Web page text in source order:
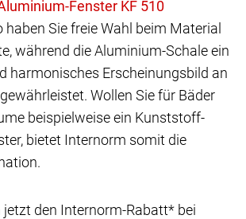
haben Sie freie Wahl beim Material
während die Aluminium-Schale ein
harmonisches Erscheinungsbild an
Wollen Sie für Bäder
beispielweise ein Kunststoff-
bietet Internorm somit die
jetzt den Internorm-Rabatt* bei